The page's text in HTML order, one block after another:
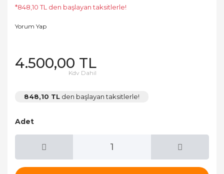
*848,10 TL den başlayan taksitlerle!
Yorum Yap
4.500,00 TL
Kdv Dahil
848,10 TL den başlayan taksitlerle!
Adet